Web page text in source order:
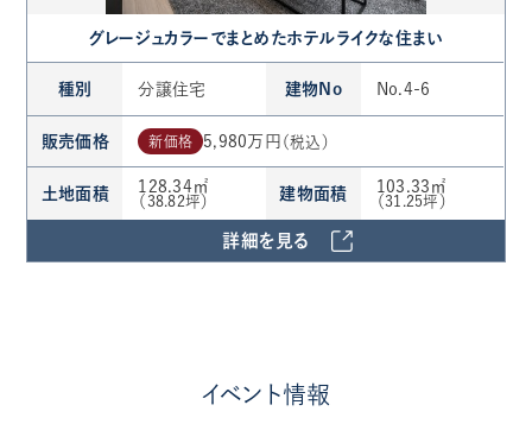
グレージュカラーでまとめたホテルライクな住まい
種別 分譲住宅 建物No No.4-6
販売価格 新価格 5,980万円 （税込）
土地面積 128.34㎡
（38.82坪） 建物面積 103.33㎡
（31.25坪）
詳細を見る
イベント情報